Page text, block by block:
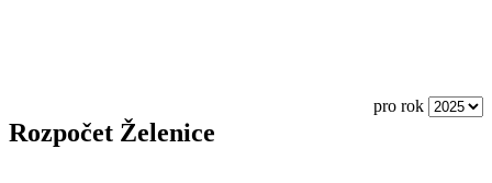
pro rok
Rozpočet Želenice